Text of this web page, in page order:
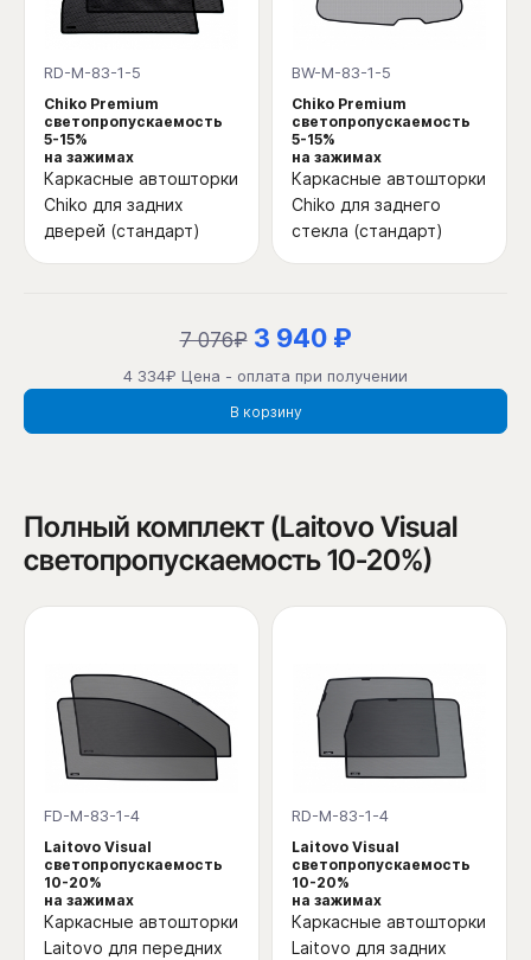
RD-M-83-1-5
Chiko Premium
светопропускаемость
5-15%
на зажимах
Каркасные автошторки
Chiko для задних
дверей (стандарт)
BW-M-83-1-5
Chiko Premium
светопропускаемость
5-15%
на зажимах
Каркасные автошторки
Chiko для заднего
стекла (стандарт)
7 076₽ 3 940 ₽
4 334₽ Цена - оплата при получении
В корзину
Полный комплект (Laitovo Visual
светопропускаемость 10-20%)
FD-M-83-1-4
Laitovo Visual
светопропускаемость
10-20%
на зажимах
Каркасные автошторки
Laitovo для передних
RD-M-83-1-4
Laitovo Visual
светопропускаемость
10-20%
на зажимах
Каркасные автошторки
Laitovo для задних